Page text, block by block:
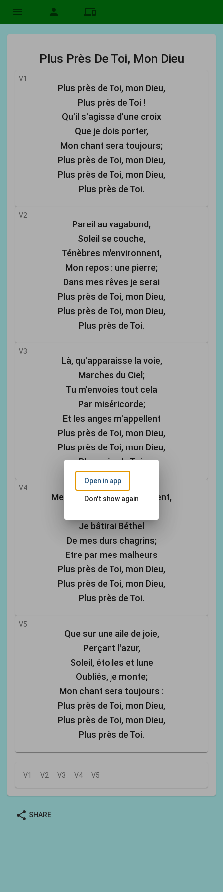
menu person devices
Plus Près De Toi, Mon Dieu
V1
Plus près de Toi, mon Dieu,
Plus près de Toi !
Qu'il s'agisse d'une croix
Que je dois porter,
Mon chant sera toujours;
Plus près de Toi, mon Dieu,
Plus près de Toi, mon Dieu,
Plus près de Toi.
V2
Pareil au vagabond,
Soleil se couche,
Ténèbres m'environnent,
Mon repos : une pierre;
Dans mes rêves je serai
Plus près de Toi, mon Dieu,
Plus près de Toi, mon Dieu,
Plus près de Toi.
V3
Là, qu'apparaisse la voie,
Marches du Ciel;
Tu m'envoies tout cela
Par miséricorde;
Et les anges m'appellent
Plus près de Toi, mon Dieu,
Plus près de Toi, mon Dieu,
Plus près de Toi.
V4
Mes pensées de veille brillent,
Je bâtirai Béthel
De mes durs chagrins;
Etre par mes malheurs
Plus près de Toi, mon Dieu,
Plus près de Toi, mon Dieu,
Plus près de Toi.
V5
Que sur une aile de joie,
Perçant l'azur,
Soleil, étoiles et lune
Oubliés, je monte;
Mon chant sera toujours :
Plus près de Toi, mon Dieu,
Plus près de Toi, mon Dieu,
Plus près de Toi.
V1 V2 V3 V4 V5
share SHARE
Open in app
Don't show again